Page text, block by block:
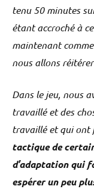
tenu 50 minutes
étant accroché à
maintenant
nous allons
Dans le jeu, nous
travaillé et des
travaillé et qui ont
tactique de
d’adaptation qui
espérer un peu